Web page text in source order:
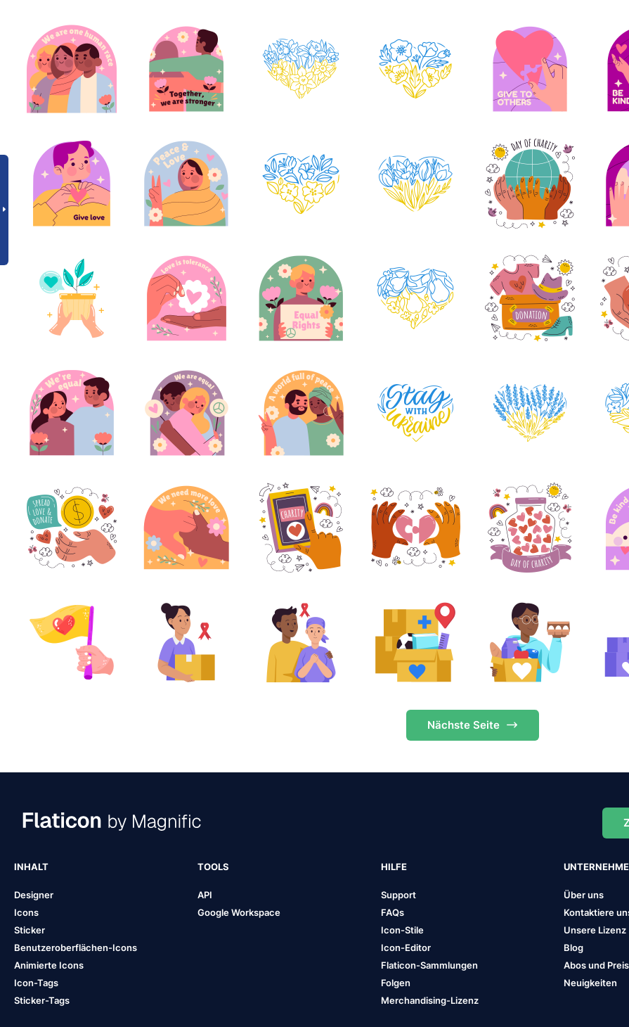
Nächste Seite
INHALT
Designer
Icons
Sticker
Benutzeroberflächen-Icons
Animierte Icons
Icon-Tags
Sticker-Tags
TOOLS
API
Google Workspace
HILFE
Support
FAQs
Icon-Stile
Icon-Editor
Flaticon-Sammlungen
Folgen
Merchandising-Lizenz
Über uns
Kontaktiere
Unsere Lizenz
Blog
Abos und
Neuigkeiten